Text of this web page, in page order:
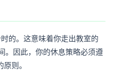
的。这意味着你走出教室的
。因此，你的休息策略必须遵
原则。